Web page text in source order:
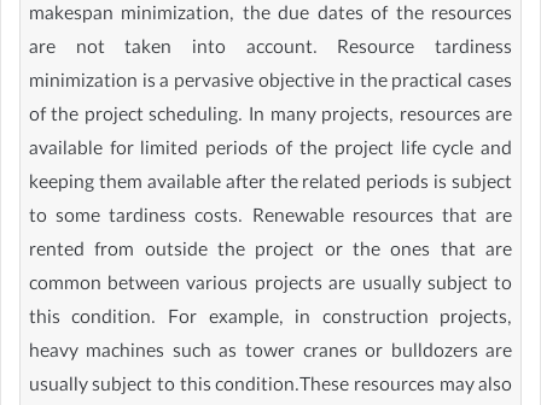
makespan minimization, the due dates of the resources
are not taken into account. Resource tardiness
minimization is a pervasive objective in the practical cases
of the project scheduling. In many projects, resources are
available for limited periods of the project life cycle and
keeping them available after the related periods is subject
to some tardiness costs. Renewable resources that are
rented from outside the project or the ones that are
common between various projects are usually subject to
this condition. For example, in construction projects,
heavy machines such as tower cranes or bulldozers are
usually subject to this condition.These resources may also